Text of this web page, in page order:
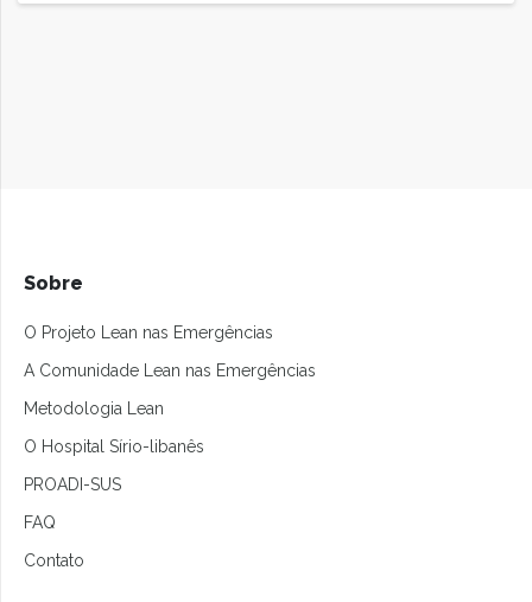
Sobre
O Projeto Lean nas Emergências
A Comunidade Lean nas Emergências
Metodologia Lean
O Hospital Sírio-libanês
PROADI-SUS
FAQ
Contato